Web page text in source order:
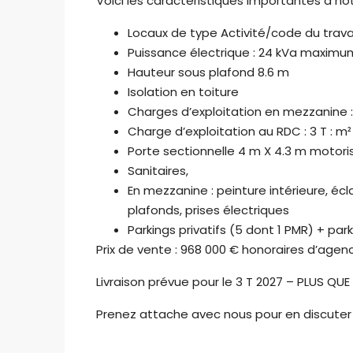
Locaux de type Activité/code du
Puissance électrique : 24 kVa
Hauteur sous plafond 8.6 m
Isolation en toiture
Charges d’exploitation en
Charge d’exploitation au RDC : 3 T : m²
Porte sectionnelle 4 m X 4.3 m
Sanitaires,
En mezzanine : peinture intérieure,
plafonds, prises électriques
Parkings privatifs (5 dont 1 PMR) +
Prix de vente : 968 000 € honoraires
Livraison prévue pour le 3 T 2027 – PLUS QUE
Prenez attache avec nous pour en discuter